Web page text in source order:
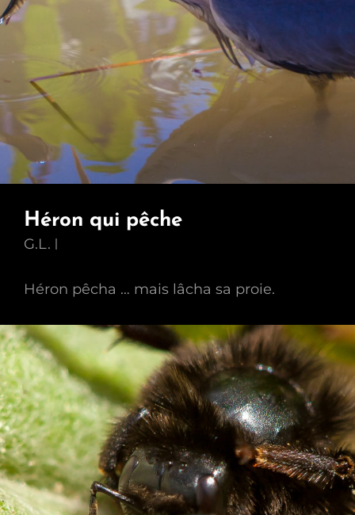
Héron qui pêche
G.L.
Héron pêcha … mais lâcha sa proie.